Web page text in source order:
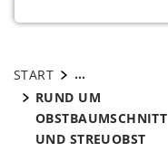
START
...
RUND UM
OBSTBAUMSCHNITT
UND STREUOBST